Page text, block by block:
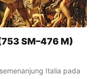
SM–476 M)
Italia pada